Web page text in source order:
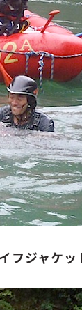
フジャケッ